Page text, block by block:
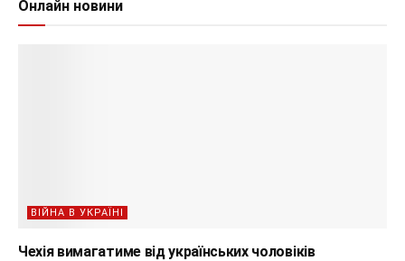
Онлайн новини
ВІЙНА В УКРАЇНІ
Чехія вимагатиме від українських чоловіків